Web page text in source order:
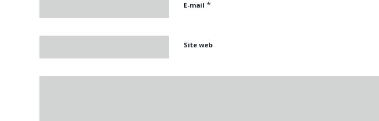
E-mail *
Site web